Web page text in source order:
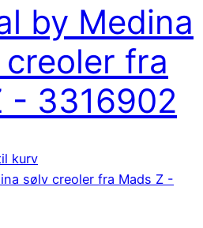
by Medina
fra
- 3316902
kurv